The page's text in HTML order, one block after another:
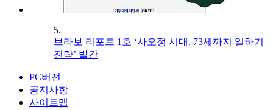
5.
브라보 리포트 1호 ‘사오정 시대, 73세까지 일하기
전략’ 발간
PC버전
공지사항
사이트맵